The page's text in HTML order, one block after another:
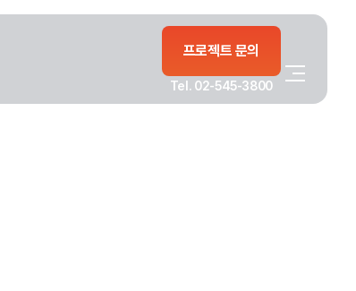
프로젝트 문의
Tel. 02-545-3800